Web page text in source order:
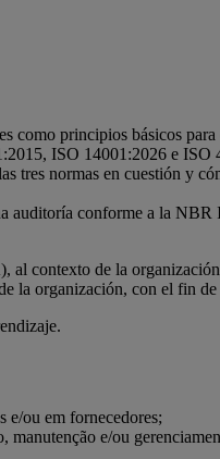
como principios básicos
ISO 14001:2026 e ISO
tres normas en cuestión y
auditoría conforme a la NBR
contexto de la
la organización, con el fin
e/ou em fornecedores;
e/ou